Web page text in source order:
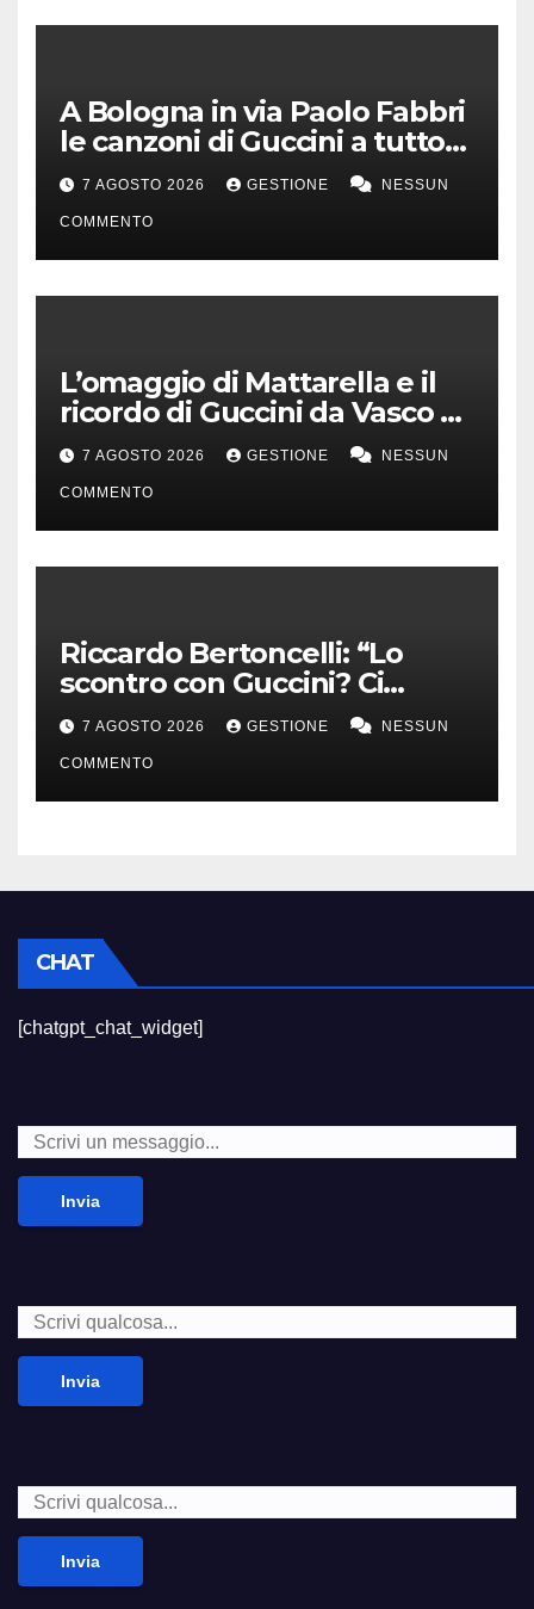
A Bologna in via Paolo Fabbri
le canzoni di Guccini a tutto
volume
7 AGOSTO 2026 GESTIONE NESSUN
COMMENTO
L’omaggio di Mattarella e il
ricordo di Guccini da Vasco a
Milo Manara
7 AGOSTO 2026 GESTIONE NESSUN
COMMENTO
Riccardo Bertoncelli: “Lo
scontro con Guccini? Ci
volevamo bene”
7 AGOSTO 2026 GESTIONE NESSUN
COMMENTO
CHAT
[chatgpt_chat_widget]
Invia
Invia
Invia